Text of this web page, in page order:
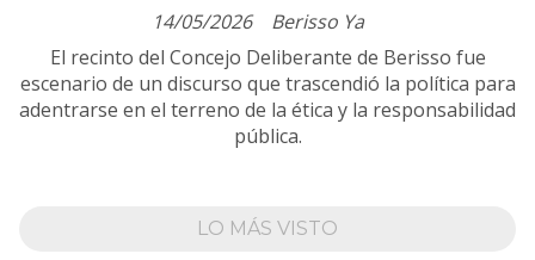
Berisso Ya
14/05/2026
El recinto del Concejo Deliberante de Berisso fue
escenario de un discurso que trascendió la política para
adentrarse en el terreno de la ética y la responsabilidad
pública.
LO MÁS VISTO